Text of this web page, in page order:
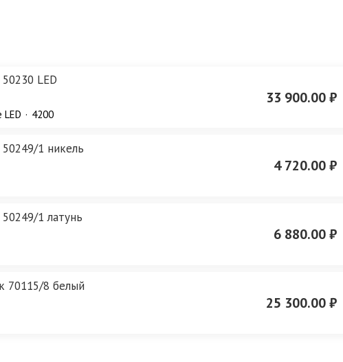
LED
4200
33 900.00 ₽
1 никель
4 720.00 ₽
1 латунь
6 880.00 ₽
70115/8 белый
25 300.00 ₽